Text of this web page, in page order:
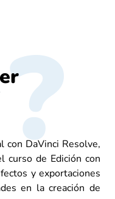
con DaVinci Resolve,
curso de Edición con
y exportaciones
en la creación de